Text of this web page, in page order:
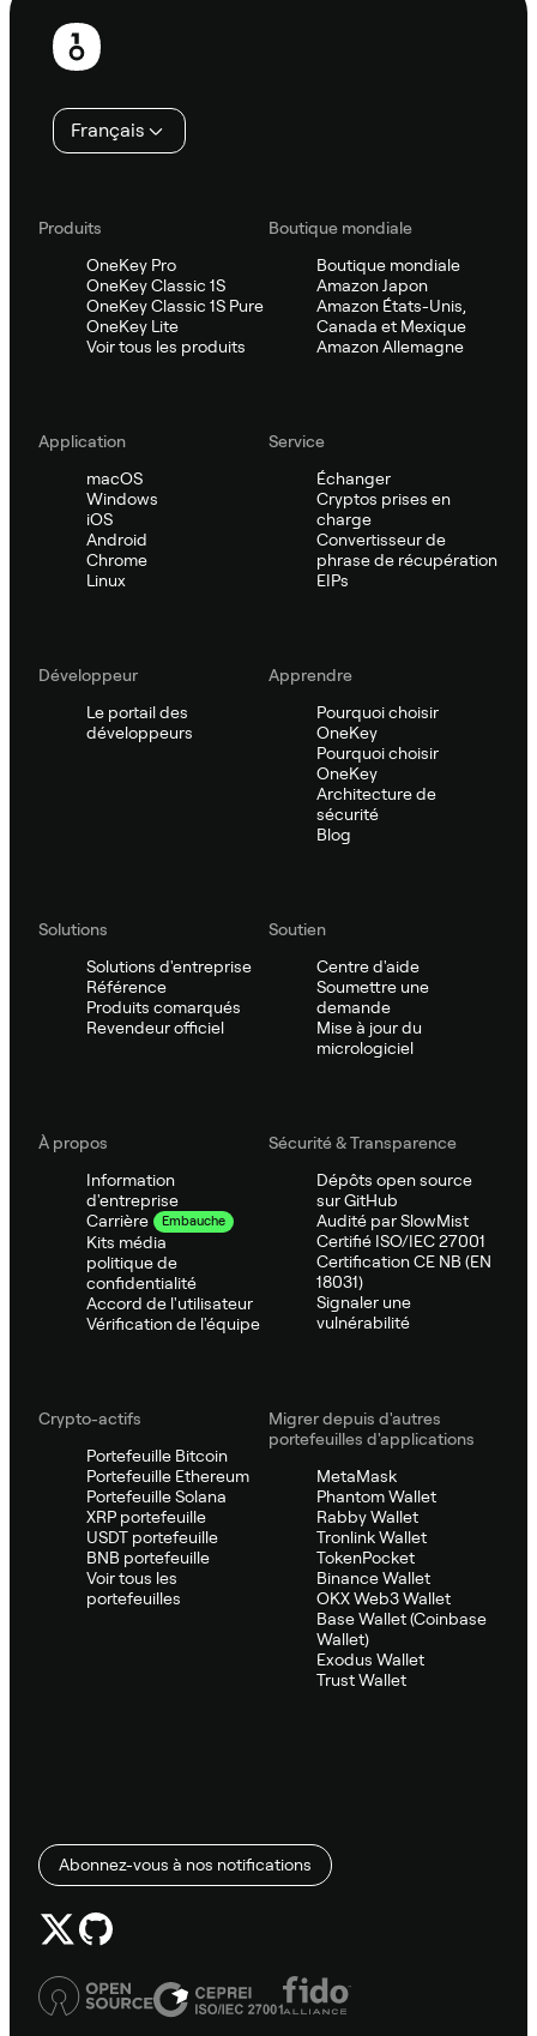
Pied
page
Français
Produits
OneKey Pro
OneKey Classic 1S
OneKey Classic 1S Pure
OneKey Lite
Voir tous les produits
Boutique mondiale
Boutique mondiale
Amazon Japon
Amazon États-Unis,
Canada et Mexique
Amazon Allemagne
Application
macOS
Windows
iOS
Android
Chrome
Linux
Service
Échanger
Cryptos prises en
charge
Convertisseur de
phrase de récupération
EIPs
Développeur
Le portail des
développeurs
Apprendre
Pourquoi choisir
OneKey
Pourquoi choisir
OneKey
Architecture de
sécurité
Blog
Solutions
Solutions d'entreprise
Référence
Produits comarqués
Revendeur officiel
Soutien
Centre d'aide
Soumettre une
demande
Mise à jour du
micrologiciel
À propos
Information
d'entreprise
Carrière
Embauche
Kits média
politique de
confidentialité
Accord de l'utilisateur
Vérification de l'équipe
Sécurité & Transparence
Dépôts open source
sur GitHub
Audité par SlowMist
Certifié ISO/IEC 27001
Certification CE NB (EN
18031)
Signaler une
vulnérabilité
Crypto-actifs
Portefeuille Bitcoin
Portefeuille Ethereum
Portefeuille Solana
XRP portefeuille
USDT portefeuille
BNB portefeuille
Voir tous les
portefeuilles
Migrer depuis d'autres
portefeuilles d'applications
MetaMask
Phantom Wallet
Rabby Wallet
Tronlink Wallet
TokenPocket
Binance Wallet
OKX Web3 Wallet
Base Wallet (Coinbase
Wallet)
Exodus Wallet
Trust Wallet
Abonnez-vous à nos notifications